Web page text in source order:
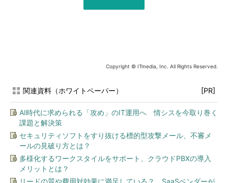
Copyright © ITmedia, Inc. All Rights Reserved.
関連資料（ホワイトペーパー） [PR]
AI時代に求められる「攻め」のIT運用へ 情シスを今取り巻く
課題と解決策
セキュリティソフトをすり抜ける標的型攻撃メール、不審メ
ールの見破り方とは？
多様化するワークスタイルをサポート、クラウドPBXの導入
メリットとは？
リードの質や費用対効果に満足している？ SaaSベンダーが